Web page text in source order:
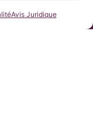
Avis Juridique
accéder au site